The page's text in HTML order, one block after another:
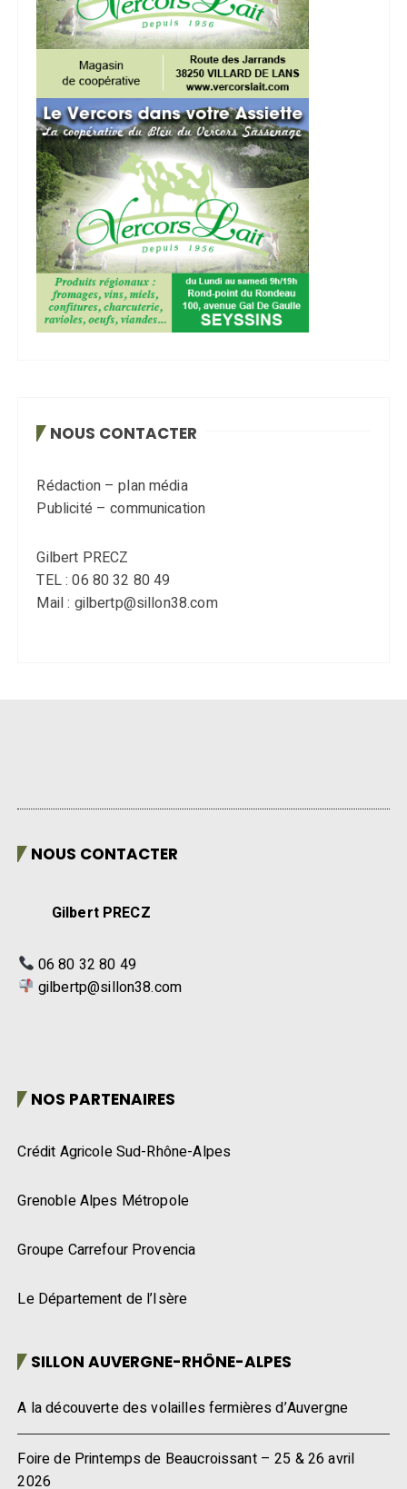
NOUS CONTACTER
Rédaction – plan média
Publicité – communication
Gilbert PRECZ
TEL : 06 80 32 80 49
Mail : gilbertp@sillon38.com
NOUS CONTACTER
Gilbert PRECZ
06 80 32 80 49
gilbertp@sillon38.com
NOS PARTENAIRES
Crédit Agricole Sud-Rhône-Alpes
Grenoble Alpes Métropole
Groupe Carrefour Provencia
Le Département de l’Isère
SILLON AUVERGNE-RHÔNE-ALPES
A la découverte des volailles fermières d’Auvergne
Foire de Printemps de Beaucroissant – 25 & 26 avril
2026